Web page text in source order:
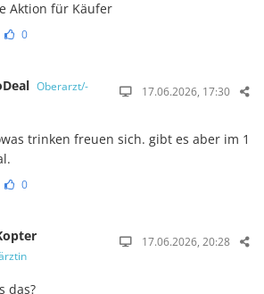
Aktion für Käufer
0
Oberarzt/-
17.06.2026, 17:30
trinken freuen sich. gibt es aber im 1
0
17.06.2026, 20:28
das?